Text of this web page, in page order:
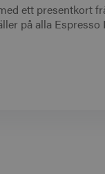
ett presentkort
på alla Espresso